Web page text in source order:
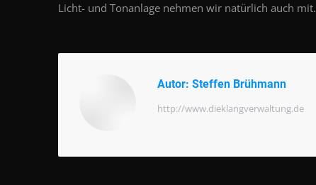
Licht- und Tonanlage nehmen wir natürlich auch mit.
Autor: Steffen Brühmann
http://www.dieklangverwaltung.de